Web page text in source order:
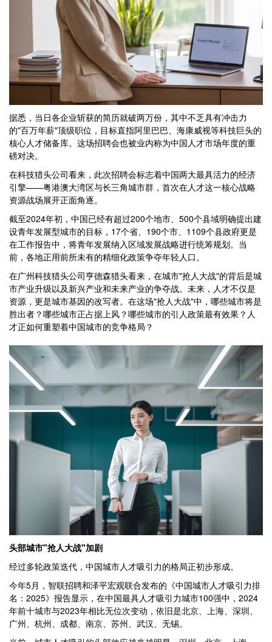
据悉，当日各企业斩获的简历就破两万份，其中不乏具有冲击力
的"百万年薪"顶级职位，目标直指阿里巴巴、海康威视等科技巨头的
核心人才储备库。这场招聘会也被业内称为中国人才市场年度的重
磅对决。
在科技猎头公司看来，此次招聘会标志着中国两大最具活力的经济
引擎——粤港澳大湾区与长三角城市群，首次在人才这一核心战略
资源战场展开正面角逐。
截至2024年初，中国已经有超过200个地市、500个县域明确提出建
设青年发展型城市的目标，17个省、190个市、1109个县政府更是
在工作报告中，将青年发展纳入区域发展战略进行统筹规划。当
前，各地正用前所未有的精细化政策争夺年轻人口。
在广州科技猎头公司亨德森猎头看来，在城市"抢人大战"的背后是城
市产业升级以及新兴产业和未来产业的争夺战。未来，人才不仅是
资源，更是城市基因的改写者。在这场"抢人大战"中，哪些城市将是
胜出者？哪些城市正占据上风？哪些城市的引人政策最有效果？人
才正如何重塑着中国城市的竞争格局？
头部城市"抢人大战"加剧
经过多轮政策迭代，中国城市人才吸引力的格局正初步形成。
今年5月，智联招聘和泽平宏观联合发布的《中国城市人才吸引力排
名：2025》报告显示，在中国最具人才吸引力城市100强中，2024
年前十城市与2023年相比无位次变动，依旧是北京、上海、深圳、
广州、杭州、成都、南京、苏州、武汉、无锡。